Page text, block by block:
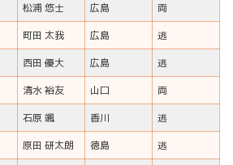
松浦 悠士 広島
両
町田 太我 広島
逃
西田 優大 広島
逃
清水 裕友 山口
両
石原 颯 香川
逃
原田 研太朗 徳島
逃